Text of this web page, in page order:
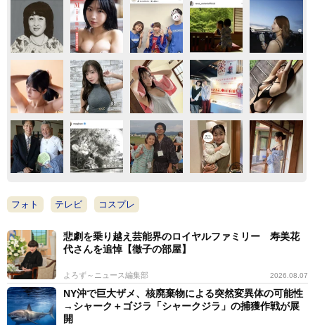
フォト テレビ コスプレ
悲劇を乗り越え芸能界のロイヤルファミリー 寿美花
代さんを追悼【徹子の部屋】
よろず～ニュース編集部 2026.08.07
NY沖で巨大ザメ、核廃棄物による突然変異体の可能性
→シャーク＋ゴジラ「シャークジラ」の捕獲作戦が展
開